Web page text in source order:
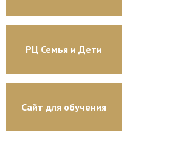
РЦ Семья и Дети
Сайт для обучения